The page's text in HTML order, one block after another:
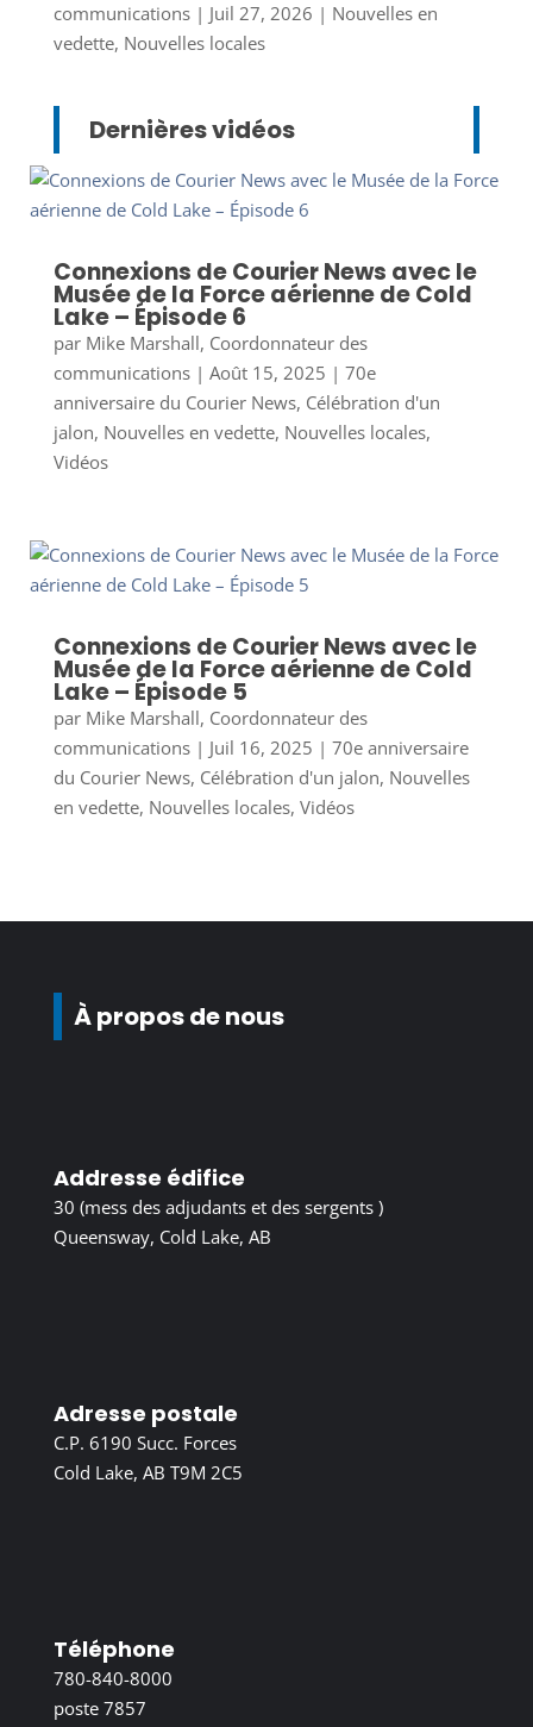
communications| Juil 27, 2026 | Nouvelles en
vedette, Nouvelles locales
Dernières vidéos
Connexions de Courier News avec le
Musée de la Force aérienne de Cold
Lake – Épisode 6
par Mike Marshall, Coordonnateur des
communications| Août 15, 2025 | 70e
anniversaire du Courier News, Célébration d'un
jalon, Nouvelles en vedette, Nouvelles locales,
Vidéos
Connexions de Courier News avec le
Musée de la Force aérienne de Cold
Lake – Épisode 5
par Mike Marshall, Coordonnateur des
communications| Juil 16, 2025 | 70e anniversaire
du Courier News, Célébration d'un jalon, Nouvelles
en vedette, Nouvelles locales, Vidéos
À propos de nous
Addresse édifice
30 (mess des adjudants et des sergents )
Queensway, Cold Lake, AB
Adresse postale
C.P. 6190 Succ. Forces
Cold Lake, AB T9M 2C5
Téléphone
780-840-8000
poste 7857